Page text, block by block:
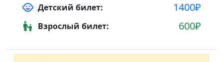
child_care Детский билет: 1400₽
escalator_warning Взрослый билет: 600₽